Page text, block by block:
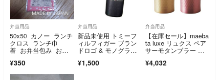
弁当用品
50x50 カノー ランチ
クロス ランチ巾
着 お弁当包み お弁
¥350
弁当用品
新品未使用 トミーフ
ィルフィガー ブラン
ドロゴ & モノグラム
トルホルダー 付録
¥1,500
弁当用品
【在庫セール】maeba
ta luxe リュクス ペア
サーモタンブラー ゴ
¥4,032